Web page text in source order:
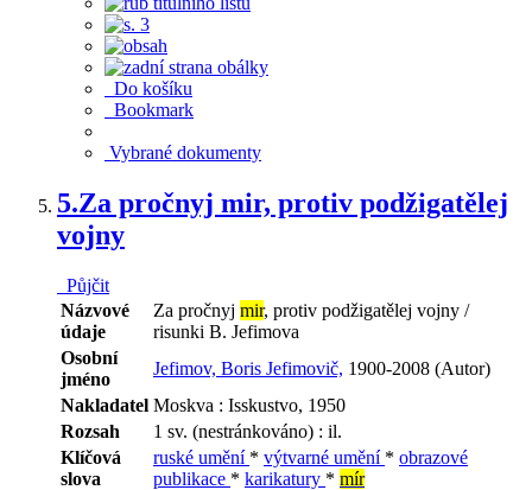
Do košíku
Bookmark
Vybrané dokumenty
5.Za pročnyj mir, protiv podžigatělej
vojny
Půjčit
Názvové
údaje
Za pročnyj mir, protiv podžigatělej vojny /
risunki B. Jefimova
Osobní
jméno
Jefimov, Boris Jefimovič, 1900-2008 (Autor)
Nakladatel Moskva : Isskustvo, 1950
Rozsah
1 sv. (nestránkováno) : il.
Klíčová
slova
ruské umění * výtvarné umění * obrazové
publikace * karikatury * mír